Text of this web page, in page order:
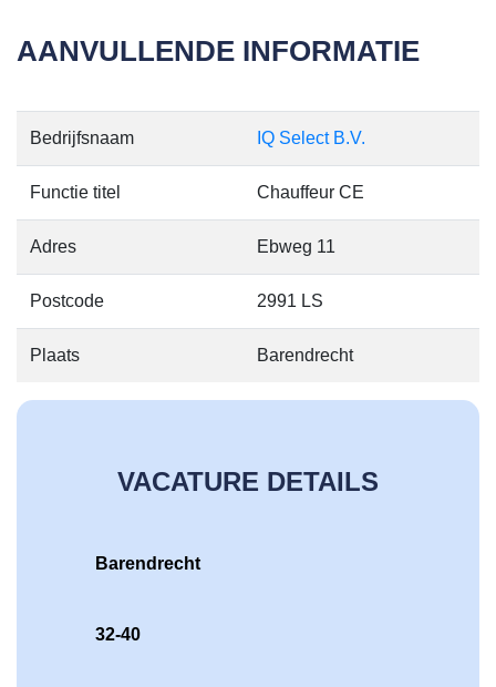
AANVULLENDE INFORMATIE
Bedrijfsnaam IQ Select B.V.
Functie titel Chauffeur CE
Adres Ebweg 11
Postcode 2991 LS
Plaats Barendrecht
VACATURE DETAILS
Barendrecht
32-40